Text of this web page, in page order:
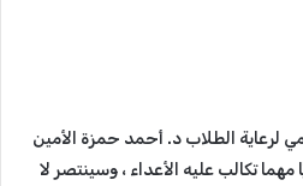
لرعاية الطلاب د. أحمد حمزة الأمين
تكالب عليه الأعداء ، وسينتصر لا